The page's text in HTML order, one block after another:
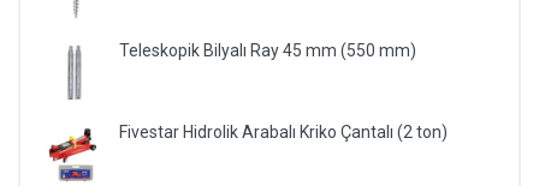
Teleskopik Bilyalı Ray 45 mm (550 mm)
Fivestar Hidrolik Arabalı Kriko Çantalı (2 ton)